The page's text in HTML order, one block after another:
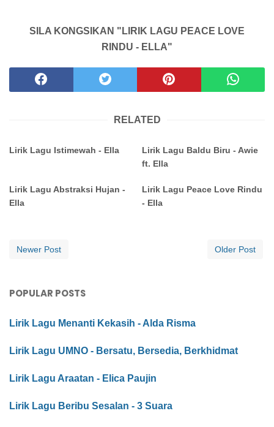
SILA KONGSIKAN "LIRIK LAGU PEACE LOVE
RINDU - ELLA"
RELATED
Lirik Lagu Istimewah - Ella
Lirik Lagu Baldu Biru - Awie
ft. Ella
Lirik Lagu Abstraksi Hujan -
Ella
Lirik Lagu Peace Love Rindu
- Ella
Newer Post Older Post
POPULAR POSTS
Lirik Lagu Menanti Kekasih - Alda Risma
Lirik Lagu UMNO - Bersatu, Bersedia, Berkhidmat
Lirik Lagu Araatan - Elica Paujin
Lirik Lagu Beribu Sesalan - 3 Suara